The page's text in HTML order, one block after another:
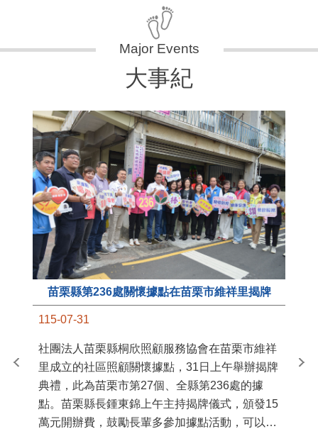
大事紀
苗栗縣第236處關懷據點在苗栗市維祥里揭牌
115-07-31
社團法人苗栗縣桐欣照顧服務協會在苗栗市維祥
里成立的社區照顧關懷據點，31日上午舉辦揭牌
典禮，此為苗栗市第27個、全縣第236處的據
點。苗栗縣長鍾東錦上午主持揭牌儀式，頒發15
萬元開辦費，鼓勵長輩多參加據點活動，可以更
苗